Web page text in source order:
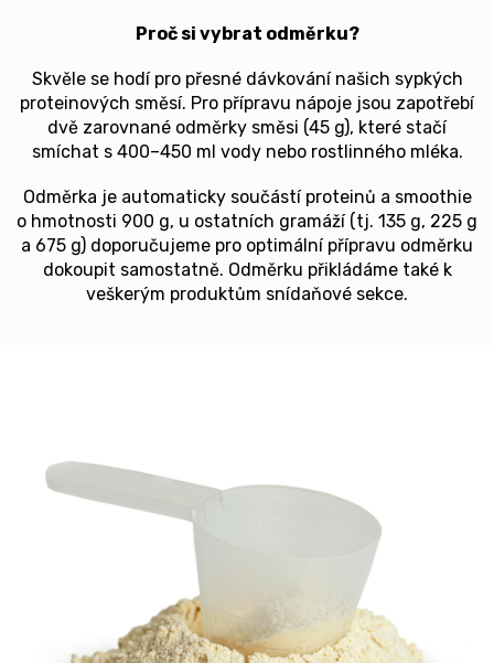
Proč si vybrat odměrku?
Skvěle se hodí pro přesné dávkování našich sypkých
proteinových směsí. Pro přípravu nápoje jsou zapotřebí
dvě zarovnané odměrky směsi (45 g), které stačí
smíchat s 400–450 ml vody nebo rostlinného mléka.
Odměrka je automaticky součástí proteinů a smoothie
o hmotnosti 900 g, u ostatních gramáží (tj. 135 g, 225 g
a 675 g) doporučujeme pro optimální přípravu odměrku
dokoupit samostatně. Odměrku přikládáme také k
veškerým produktům snídaňové sekce.